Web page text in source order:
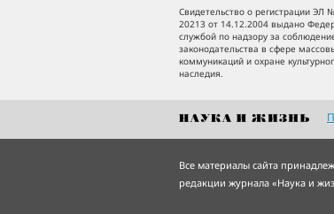
Свидетельство о регистрации ЭЛ
20213 от 14.12.2004 выдано
службой по надзору за
законодательства в сфере
коммуникаций и охране
наследия.
Все материалы сайта
редакции журнала «Наука и